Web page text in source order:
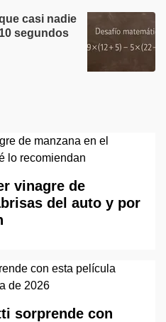
casi nadie
segundos
vinagre de
del auto y por
sorprende con